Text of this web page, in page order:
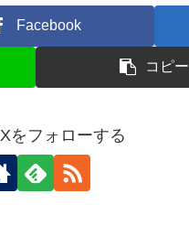
Facebook
コピー
をフォローする